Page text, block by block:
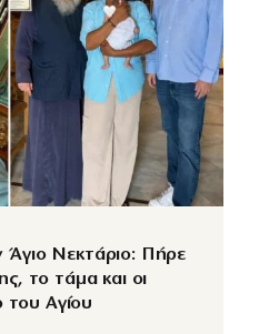
Άγιο Νεκτάριο: Πήρε
το τάμα και οι
Αγίου